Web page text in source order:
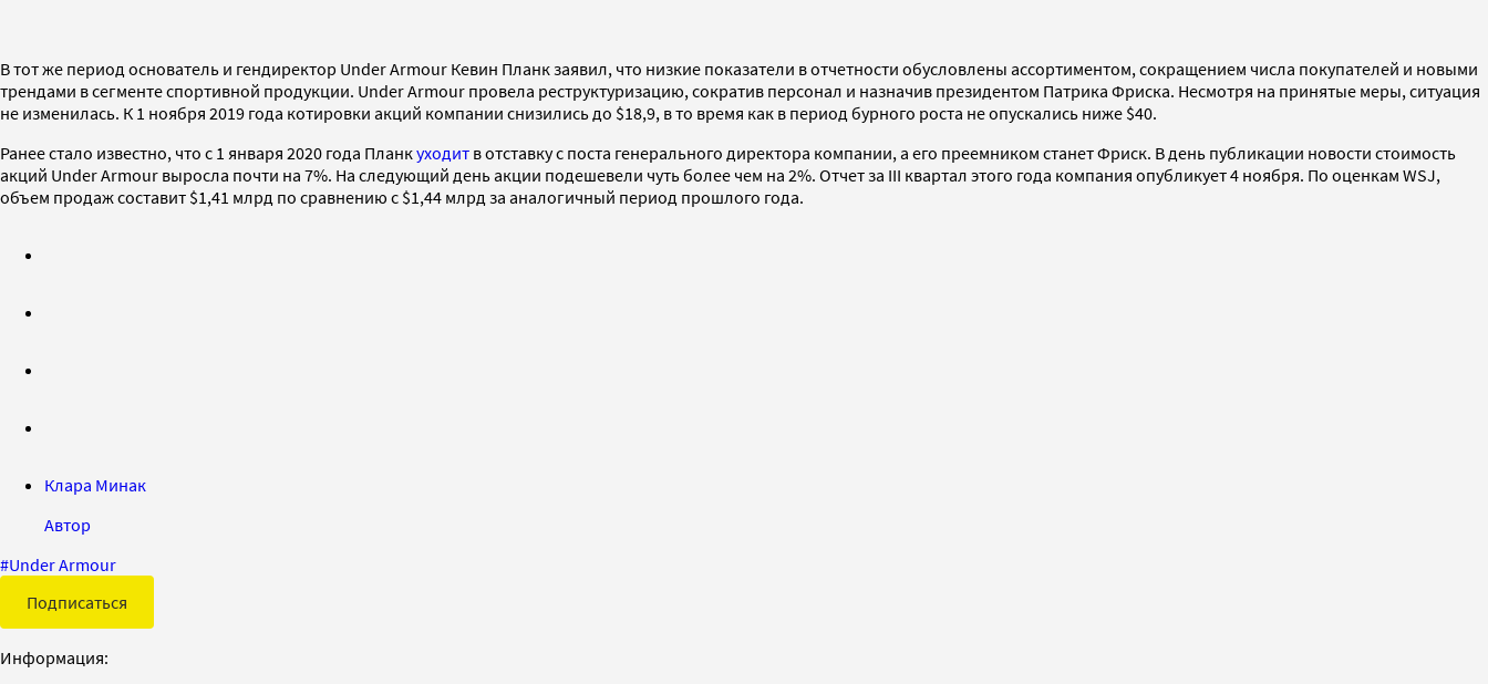
В тот же период основатель и гендиректор Under Armour Кевин Планк заявил, что низкие показатели в отчетности обусловлены ассортиментом, сокращением числа покупателей и новыми
трендами в сегменте спортивной продукции. Under Armour провела реструктуризацию, сократив персонал и назначив президентом Патрика Фриска. Несмотря на принятые меры, ситуация
не изменилась. К 1 ноября 2019 года котировки акций компании снизились до $18,9, в то время как в период бурного роста не опускались ниже $40.
Ранее стало известно, что с 1 января 2020 года Планкуходит в отставку с поста генерального директора компании, а его преемником станет Фриск. В день публикации новости стоимость
акций Under Armour выросла почти на 7%. На следующий день акции подешевели чуть более чем на 2%. Отчет за III квартал этого года компания опубликует 4 ноября. По оценкам WSJ,
объем продаж составит $1,41 млрд по сравнению с $1,44 млрд за аналогичный период прошлого года.
Клара Минак
Автор
#Under Armour
Подписаться
Информация: